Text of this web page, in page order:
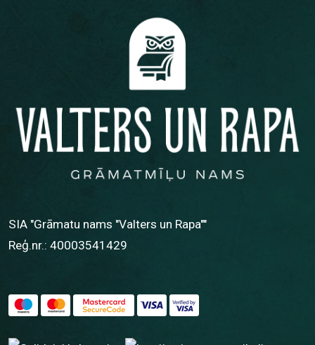
SIA "Grāmatu nams "Valters un Rapa""
Reģ.nr.: 40003541429